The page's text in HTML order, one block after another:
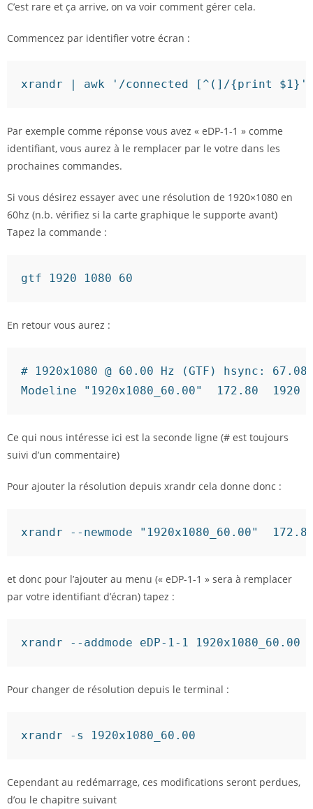
C’est rare et ça arrive, on va voir comment gérer cela.
Commencez par identifier votre écran :
xrandr | awk '/connected [^(]/{print $1}'
Par exemple comme réponse vous avez « eDP-1-1 » comme
identifiant, vous aurez à le remplacer par le votre dans les
prochaines commandes.
Si vous désirez essayer avec une résolution de 1920×1080 en
60hz (n.b. vérifiez si la carte graphique le supporte avant)
Tapez la commande :
gtf 1920 1080 60
En retour vous aurez :
# 1920x1080 @ 60.00 Hz (GTF) hsync:
Modeline
"1920x1080_60.00" 172.80 1920
Ce qui nous intéresse ici est la seconde ligne (# est toujours
suivi d’un commentaire)
Pour ajouter la résolution depuis xrandr cela donne donc :
xrandr --newmode "1920x1080_60.00"
et donc pour l’ajouter au menu (« eDP-1-1 » sera à remplacer
par votre identifiant d’écran) tapez :
xrandr --addmode eDP- 1- 1 1920x1080_60.00
Pour changer de résolution depuis le terminal :
xrandr -s 1920x1080_60.00
Cependant au redémarrage, ces modifications seront perdues,
d’ou le chapitre suivant